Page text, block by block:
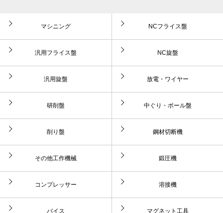
マシニング NCフライス盤
汎用フライス盤 NC旋盤
汎用旋盤 放電・ワイヤー
研削盤 中ぐり・ボール盤
削り盤 鋼材切断機
その他工作機械 鍛圧機
コンプレッサー 溶接機
バイス マグネット工具